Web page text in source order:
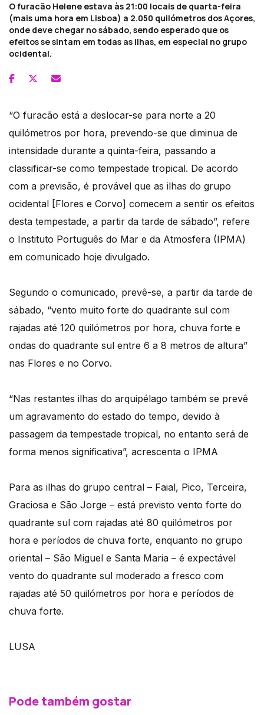
O furacão Helene estava às 21:00 locais de quarta-feira
(mais uma hora em Lisboa) a 2.050 quilómetros dos Açores,
onde deve chegar no sábado, sendo esperado que os
efeitos se sintam em todas as ilhas, em especial no grupo
ocidental.
“O furacão está a deslocar-se para norte a 20
quilómetros por hora, prevendo-se que diminua de
intensidade durante a quinta-feira, passando a
classificar-se como tempestade tropical. De acordo
com a previsão, é provável que as ilhas do grupo
ocidental [Flores e Corvo] comecem a sentir os efeitos
desta tempestade, a partir da tarde de sábado”, refere
o Instituto Português do Mar e da Atmosfera (IPMA)
em comunicado hoje divulgado.
Segundo o comunicado, prevê-se, a partir da tarde de
sábado, “vento muito forte do quadrante sul com
rajadas até 120 quilómetros por hora, chuva forte e
ondas do quadrante sul entre 6 a 8 metros de altura”
nas Flores e no Corvo.
“Nas restantes ilhas do arquipélago também se prevê
um agravamento do estado do tempo, devido à
passagem da tempestade tropical, no entanto será de
forma menos significativa”, acrescenta o IPMA
Para as ilhas do grupo central – Faial, Pico, Terceira,
Graciosa e São Jorge – está previsto vento forte do
quadrante sul com rajadas até 80 quilómetros por
hora e períodos de chuva forte, enquanto no grupo
oriental – São Miguel e Santa Maria – é expectável
vento do quadrante sul moderado a fresco com
rajadas até 50 quilómetros por hora e períodos de
chuva forte.
LUSA
Pode também gostar